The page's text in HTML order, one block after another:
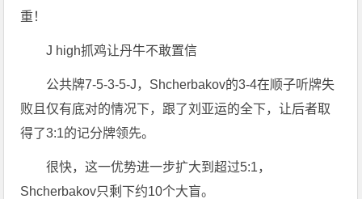
重！
J high抓鸡让丹牛不敢置信
公共牌7-5-3-5-J，Shcherbakov的3-4在顺子听牌失
败且仅有底对的情况下，跟了刘亚运的全下，让后者取
得了3:1的记分牌领先。
很快，这一优势进一步扩大到超过5:1，
Shcherbakov只剩下约10个大盲。